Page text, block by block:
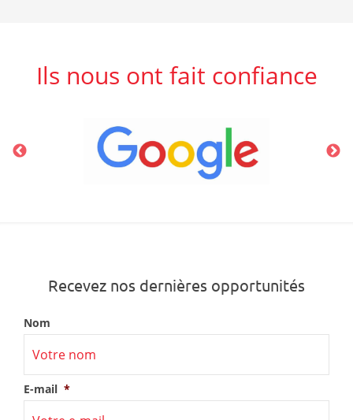
Ils nous ont fait confiance
Recevez nos dernières opportunités
Nom
E-mail *